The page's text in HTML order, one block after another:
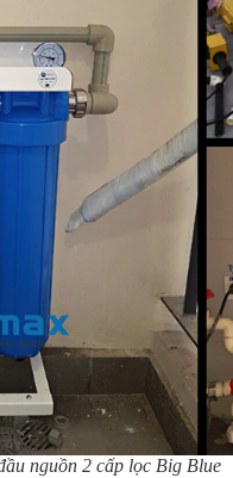
nguồn 2 cấp lọc Big Blue